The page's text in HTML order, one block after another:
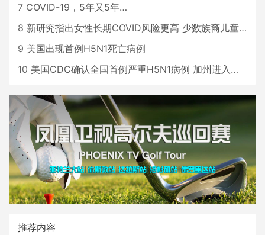
7 COVID-19，5年又5年…
8 新研究指出女性长期COVID风险更高 少数族裔儿童存在差异
9 美国出现首例H5N1死亡病例
10 美国CDC确认全国首例严重H5N1病例 加州进入紧急状态
推荐内容